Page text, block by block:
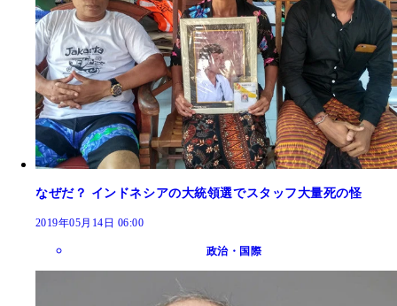
なぜだ？ インドネシアの大統領選でスタッフ大量死の怪
2019年05月14日 06:00
政治・国際